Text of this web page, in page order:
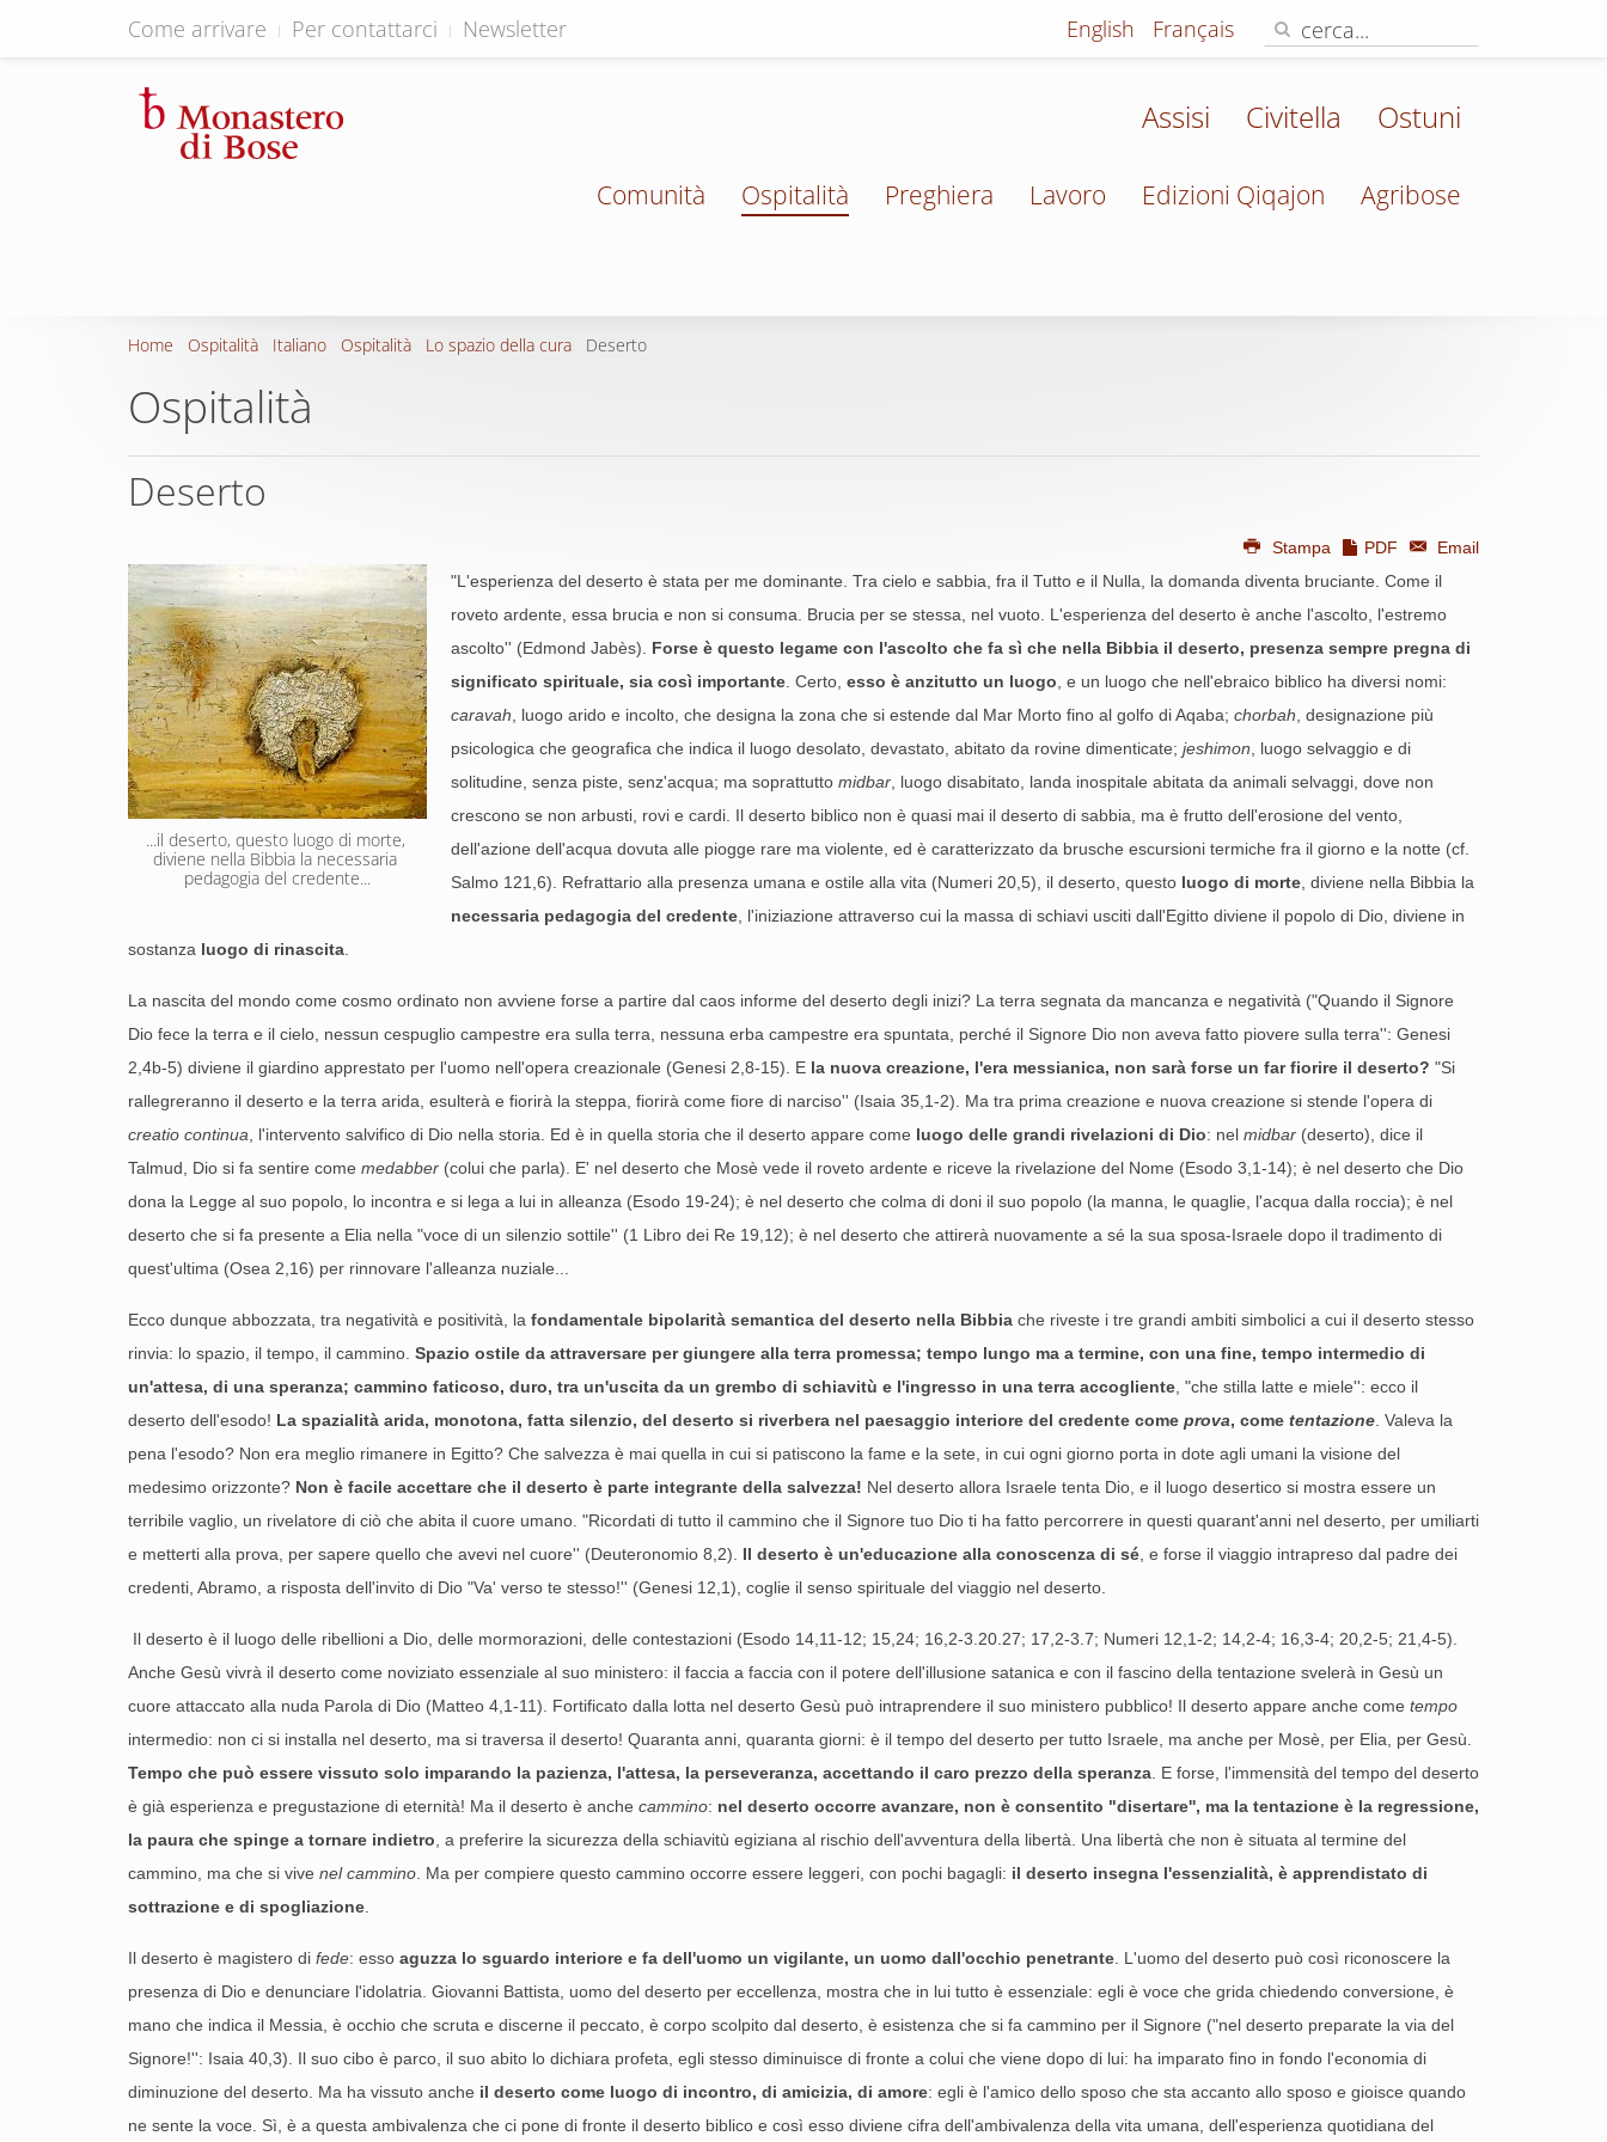
Come arrivare Per contattarci Newsletter English Français
Assisi Civitella Ostuni
Comunità Ospitalità Preghiera Lavoro Edizioni Qiqajon Agribose
Home Ospitalità Italiano Ospitalità Lo spazio della cura Deserto
Ospitalità
Deserto
Stampa PDF Email
...il deserto, questo luogo di morte,
diviene nella Bibbia la necessaria
pedagogia del credente...
"L'esperienza del deserto è stata per me dominante. Tra cielo e sabbia, fra il Tutto e il Nulla, la domanda diventa bruciante. Come il
roveto ardente, essa brucia e non si consuma. Brucia per se stessa, nel vuoto. L'esperienza del deserto è anche l'ascolto, l'estremo
ascolto'' (Edmond Jabès). Forse è questo legame con l'ascolto che fa sì che nella Bibbia il deserto, presenza sempre pregna di
significato spirituale, sia così importante . Certo, esso è anzitutto un luogo , e un luogo che nell'ebraico biblico ha diversi nomi:
caravah , luogo arido e incolto, che designa la zona che si estende dal Mar Morto fino al golfo di Aqaba; chorbah , designazione più
psicologica che geografica che indica il luogo desolato, devastato, abitato da rovine dimenticate; jeshimon , luogo selvaggio e di
solitudine, senza piste, senz'acqua; ma soprattutto midbar , luogo disabitato, landa inospitale abitata da animali selvaggi, dove non
crescono se non arbusti, rovi e cardi. Il deserto biblico non è quasi mai il deserto di sabbia, ma è frutto dell'erosione del vento,
dell'azione dell'acqua dovuta alle piogge rare ma violente, ed è caratterizzato da brusche escursioni termiche fra il giorno e la notte (cf.
Salmo 121,6). Refrattario alla presenza umana e ostile alla vita (Numeri 20,5), il deserto, questo luogo di morte , diviene nella Bibbia la
necessaria pedagogia del credente , l'iniziazione attraverso cui la massa di schiavi usciti dall'Egitto diviene il popolo di Dio, diviene in
sostanza luogo di rinascita
La nascita del mondo come cosmo ordinato non avviene forse a partire dal caos informe del deserto degli inizi? La terra segnata da mancanza e negatività ("Quando il Signore
Dio fece la terra e il cielo, nessun cespuglio campestre era sulla terra, nessuna erba campestre era spuntata, perché il Signore Dio non aveva fatto piovere sulla terra'': Genesi
2,4b-5) diviene il giardino apprestato per l'uomo nell'opera creazionale (Genesi 2,8-15). E la nuova creazione, l'era messianica, non sarà forse un far fiorire il deserto? "Si
rallegreranno il deserto e la terra arida, esulterà e fiorirà la steppa, fiorirà come fiore di narciso'' (Isaia 35,1-2). Ma tra prima creazione e nuova creazione si stende l'opera di
creatio continua , l'intervento salvifico di Dio nella storia. Ed è in quella storia che il deserto appare come luogo delle grandi rivelazioni di Dio: nel midbar (deserto), dice il
Talmud, Dio si fa sentire come medabber (colui che parla). E' nel deserto che Mosè vede il roveto ardente e riceve la rivelazione del Nome (Esodo 3,1-14); è nel deserto che Dio
dona la Legge al suo popolo, lo incontra e si lega a lui in alleanza (Esodo 19-24); è nel deserto che colma di doni il suo popolo (la manna, le quaglie, l'acqua dalla roccia); è nel
deserto che si fa presente a Elia nella "voce di un silenzio sottile'' (1 Libro dei Re 19,12); è nel deserto che attirerà nuovamente a sé la sua sposa-Israele dopo il tradimento di
quest'ultima (Osea 2,16) per rinnovare l'alleanza nuziale...
Ecco dunque abbozzata, tra negatività e positività, la fondamentale bipolarità semantica del deserto nella Bibbia che riveste i tre grandi ambiti simbolici a cui il deserto stesso
rinvia: lo spazio, il tempo, il cammino. Spazio ostile da attraversare per giungere alla terra promessa; tempo lungo ma a termine, con una fine, tempo intermedio di
un'attesa, di una speranza; cammino faticoso, duro, tra un'uscita da un grembo di schiavitù e l'ingresso in una terra accogliente , "che stilla latte e miele'': ecco il
deserto dell'esodo! La spazialità arida, monotona, fatta silenzio, del deserto si riverbera nel paesaggio interiore del credente come prova, come tentazione . Valeva la
pena l'esodo? Non era meglio rimanere in Egitto? Che salvezza è mai quella in cui si patiscono la fame e la sete, in cui ogni giorno porta in dote agli umani la visione del
medesimo orizzonte? Non è facile accettare che il deserto è parte integrante della salvezza! Nel deserto allora Israele tenta Dio, e il luogo desertico si mostra essere un
terribile vaglio, un rivelatore di ciò che abita il cuore umano. "Ricordati di tutto il cammino che il Signore tuo Dio ti ha fatto percorrere in questi quarant'anni nel deserto, per umiliarti
e metterti alla prova, per sapere quello che avevi nel cuore'' (Deuteronomio 8,2). Il deserto è un'educazione alla conoscenza di sé , e forse il viaggio intrapreso dal padre dei
credenti, Abramo, a risposta dell'invito di Dio "Va' verso te stesso!'' (Genesi 12,1), coglie il senso spirituale del viaggio nel deserto.
Il deserto è il luogo delle ribellioni a Dio, delle mormorazioni, delle contestazioni (Esodo 14,11-12; 15,24; 16,2-3.20.27; 17,2-3.7; Numeri 12,1-2; 14,2-4; 16,3-4; 20,2-5; 21,4-5).
Anche Gesù vivrà il deserto come noviziato essenziale al suo ministero: il faccia a faccia con il potere dell'illusione satanica e con il fascino della tentazione svelerà in Gesù un
cuore attaccato alla nuda Parola di Dio (Matteo 4,1-11). Fortificato dalla lotta nel deserto Gesù può intraprendere il suo ministero pubblico! Il deserto appare anche come tempo
intermedio: non ci si installa nel deserto, ma si traversa il deserto! Quaranta anni, quaranta giorni: è il tempo del deserto per tutto Israele, ma anche per Mosè, per Elia, per Gesù.
Tempo che può essere vissuto solo imparando la pazienza, l'attesa, la perseveranza, accettando il caro prezzo della speranza . E forse, l'immensità del tempo del deserto
è già esperienza e pregustazione di eternità! Ma il deserto è anche cammino: nel deserto occorre avanzare, non è consentito "disertare'', ma la tentazione è la regressione,
la paura che spinge a tornare indietro , a preferire la sicurezza della schiavitù egiziana al rischio dell'avventura della libertà. Una libertà che non è situata al termine del
cammino, ma che si vive nel cammino . Ma per compiere questo cammino occorre essere leggeri, con pochi bagagli: il deserto insegna l'essenzialità, è apprendistato di
sottrazione e di spogliazione
Il deserto è magistero di fede: esso aguzza lo sguardo interiore e fa dell'uomo un vigilante, un uomo dall'occhio penetrante . L'uomo del deserto può così riconoscere la
presenza di Dio e denunciare l'idolatria. Giovanni Battista, uomo del deserto per eccellenza, mostra che in lui tutto è essenziale: egli è voce che grida chiedendo conversione, è
mano che indica il Messia, è occhio che scruta e discerne il peccato, è corpo scolpito dal deserto, è esistenza che si fa cammino per il Signore ("nel deserto preparate la via del
Signore!'': Isaia 40,3). Il suo cibo è parco, il suo abito lo dichiara profeta, egli stesso diminuisce di fronte a colui che viene dopo di lui: ha imparato fino in fondo l'economia di
diminuzione del deserto. Ma ha vissuto anche il deserto come luogo di incontro, di amicizia, di amore: egli è l'amico dello sposo che sta accanto allo sposo e gioisce quando
ne sente la voce. Sì, è a questa ambivalenza che ci pone di fronte il deserto biblico e così esso diviene cifra dell'ambivalenza della vita umana, dell'esperienza quotidiana del